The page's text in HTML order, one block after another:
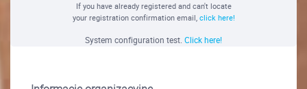
If you have already registered and can't locate
your registration confirmation email, click here!
System configuration test. Click here!